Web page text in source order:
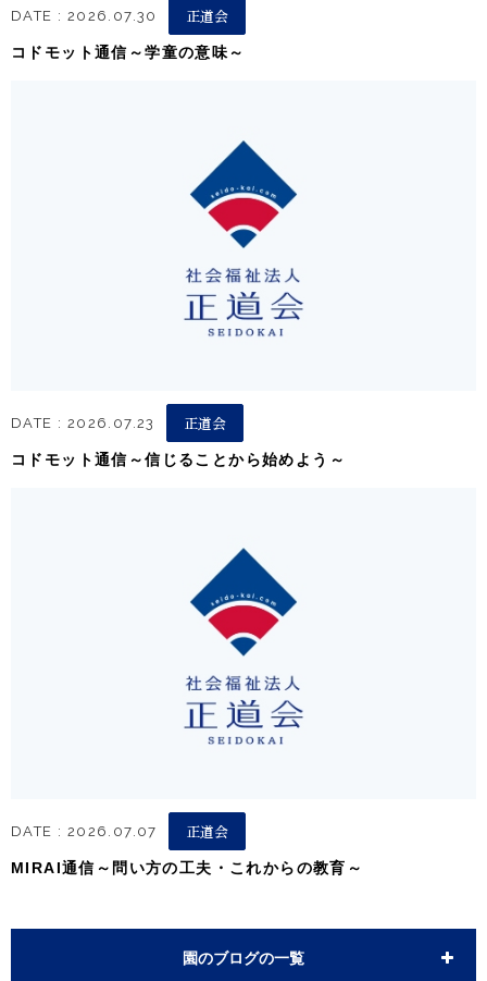
DATE : 2026.07.30 正道会
コドモット通信～学童の意味～
DATE : 2026.07.23 正道会
コドモット通信～信じることから始めよう～
DATE : 2026.07.07 正道会
MIRAI通信～問い方の工夫・これからの教育～
園のブログの一覧